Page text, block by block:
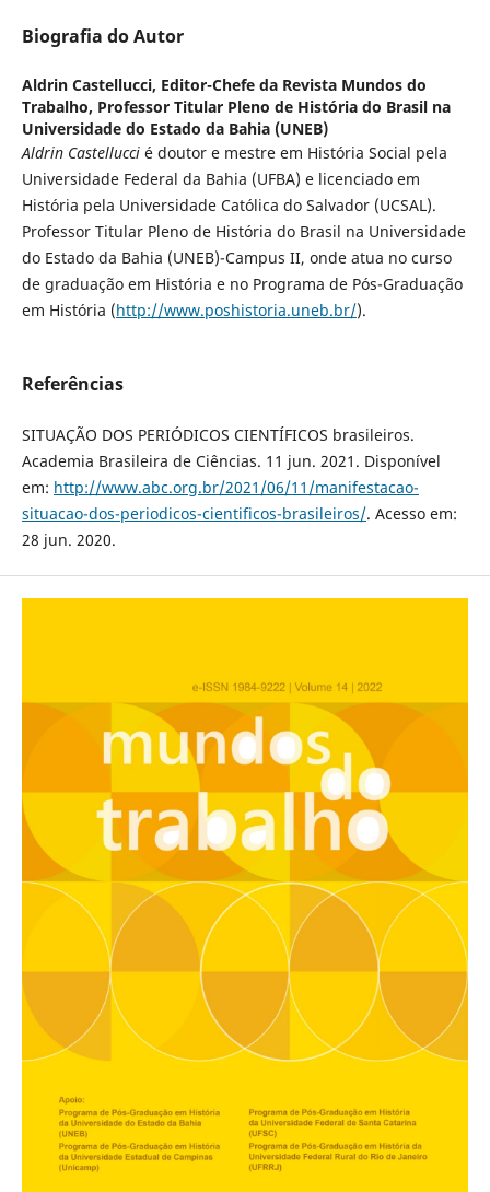
Biografia do Autor
Aldrin Castellucci, Editor-Chefe da Revista Mundos do
Trabalho, Professor Titular Pleno de História do Brasil na
Universidade do Estado da Bahia (UNEB)
Aldrin Castelluccié doutor e mestre em História Social pela
Universidade Federal da Bahia (UFBA) e licenciado em
História pela Universidade Católica do Salvador (UCSAL).
Professor Titular Pleno de História do Brasil na Universidade
do Estado da Bahia (UNEB)-Campus II, onde atua no curso
de graduação em História e no Programa de Pós-Graduação
em História (http://www.poshistoria.uneb.br/).
Referências
SITUAÇÃO DOS PERIÓDICOS CIENTÍFICOS brasileiros.
Academia Brasileira de Ciências. 11 jun. 2021. Disponível
em: http://www.abc.org.br/2021/06/11/manifestacao-
situacao-dos-periodicos-cientificos-brasileiros/. Acesso em:
28 jun. 2020.